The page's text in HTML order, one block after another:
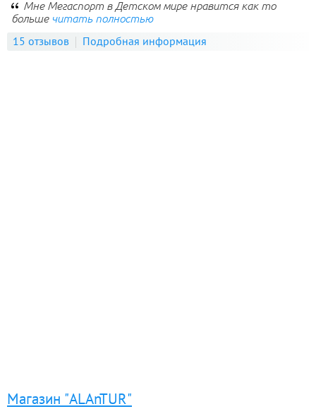
Мне Мегаспорт в Детском мире нравится как то
больше читать полностью
15 отзывов Подробная информация
Магазин "ALAnTUR"